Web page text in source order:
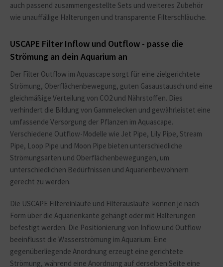
auch passend zusammengestellte Sets und weiteres Zubehör
wie unauffällige Halterungen und transparente Filterschläuche.
USCAPE Filter Inflow und Outflow - passe die
Strömung an dein Aquarium an
Der Filter Outflow im Aquascape sorgt für eine zielgerichtete
Strömung, Oberflächenbewegung, guten Gasaustausch und eine
gleichmäßige Verteilung von CO2 und Nährstoffen. Dies
verhindert die Bildung von Gammelecken und gewährleistet eine
umfassende Versorgung der Pflanzen im Aquascape.
Verschiedene Outflow-Modelle wie Jet Pipe, Lily Pipe, Stream
Pipe, Loop Pipe und Moon Pipe bieten unterschiedliche
Strömungsarten und Oberflächenbewegungen, um
unterschiedlichen Bedürfnissen und Aquarienbewohnern
gerecht zu werden.
Die USCAPE Filtereinläufe und Filterausläufe können je nach
Form über die Aquarienkante gehängt oder mit Halterungen
befestigt werden. Die Positionierung von Inflow und Outflow
beeinflusst die Wasserströmung im Aquarium: Eine
gegenüberliegende Anordnung erzeugt eine gerichtete
Strömung, während eine Anordnung auf derselben Seite eine